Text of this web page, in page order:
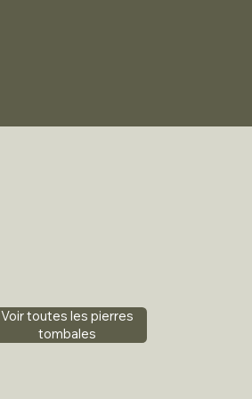
Voir toutes les pierres
tombales